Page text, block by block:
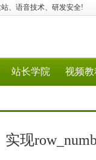
、语音技术、研发安全!
站长学院 视频教
现